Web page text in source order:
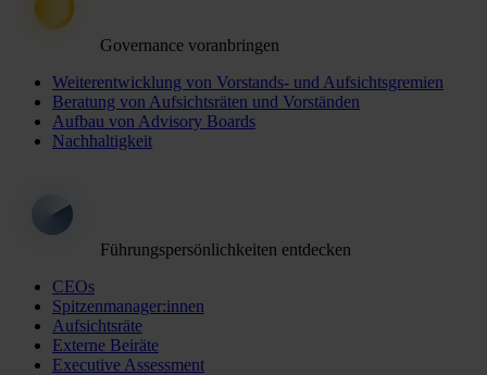
Governance voranbringen
Weiterentwicklung von Vorstands- und Aufsichtsgremien
Beratung von Aufsichtsräten und Vorständen
Aufbau von Advisory Boards
Nachhaltigkeit
Führungspersönlichkeiten entdecken
CEOs
Spitzenmanager:innen
Aufsichtsräte
Externe Beiräte
Executive Assessment